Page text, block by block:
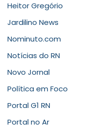
Heitor Gregório
Jardilino News
Nominuto.com
Notícias do RN
Novo Jornal
Política em Foco
Portal G1 RN
Portal no Ar